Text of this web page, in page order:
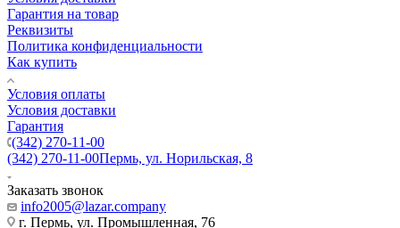
Гарантия на товар
Реквизиты
Политика конфиденциальности
Как купить
Условия оплаты
Условия доставки
Гарантия
(342) 270-11-00
(342) 270-11-00Пермь, ул. Норильская, 8
Заказать звонок
info2005@lazar.company
г. Пермь, ул. Промышленная, 76